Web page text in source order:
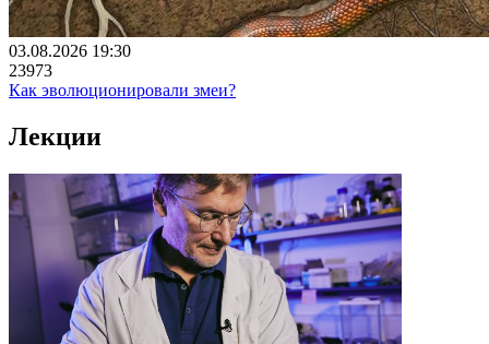
03.08.2026 19:30
23973
Как эволюционировали змеи?
Лекции